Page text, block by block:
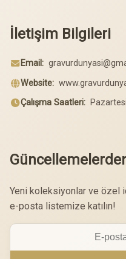
İletişim Bilgileri
Email:
Website:
Çalışma Saatleri:
Yeni koleksiyonlar ve özel
e-posta listemize katılın!